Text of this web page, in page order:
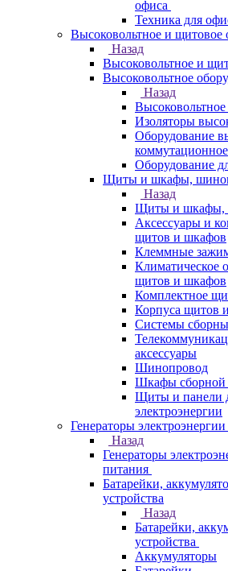
офиса
Техника для
Высоковольтное и щитовое
Назад
Высоковольтное и
Высоковольтное
Назад
Изоляторы
Оборудование
коммутационное
Оборудование
Щиты и шкафы,
Назад
Щиты и шкафы,
Аксессуары и
щитов и шкафов
Клеммные
Климатическое
щитов и шкафов
Комплектное
Корпуса щитов
Системы
аксессуары
Шинопровод
Шкафы сборной
Щиты и панели
электроэнергии
Генераторы
Назад
Генераторы
питания
Батарейки,
устройства
Назад
Батарейки,
устройства
Аккумуляторы